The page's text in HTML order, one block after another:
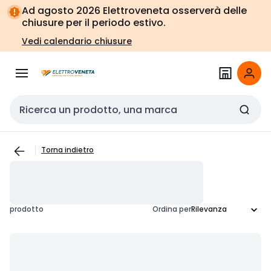
Vai alla
navigazione
Vai
alla
pagina
Ad agosto 2026 Elettroveneta osserverà delle
chiusure per il periodo estivo.
Vedi calendario chiusure
Cerca input
Torna indietro
prodotto Ordina per